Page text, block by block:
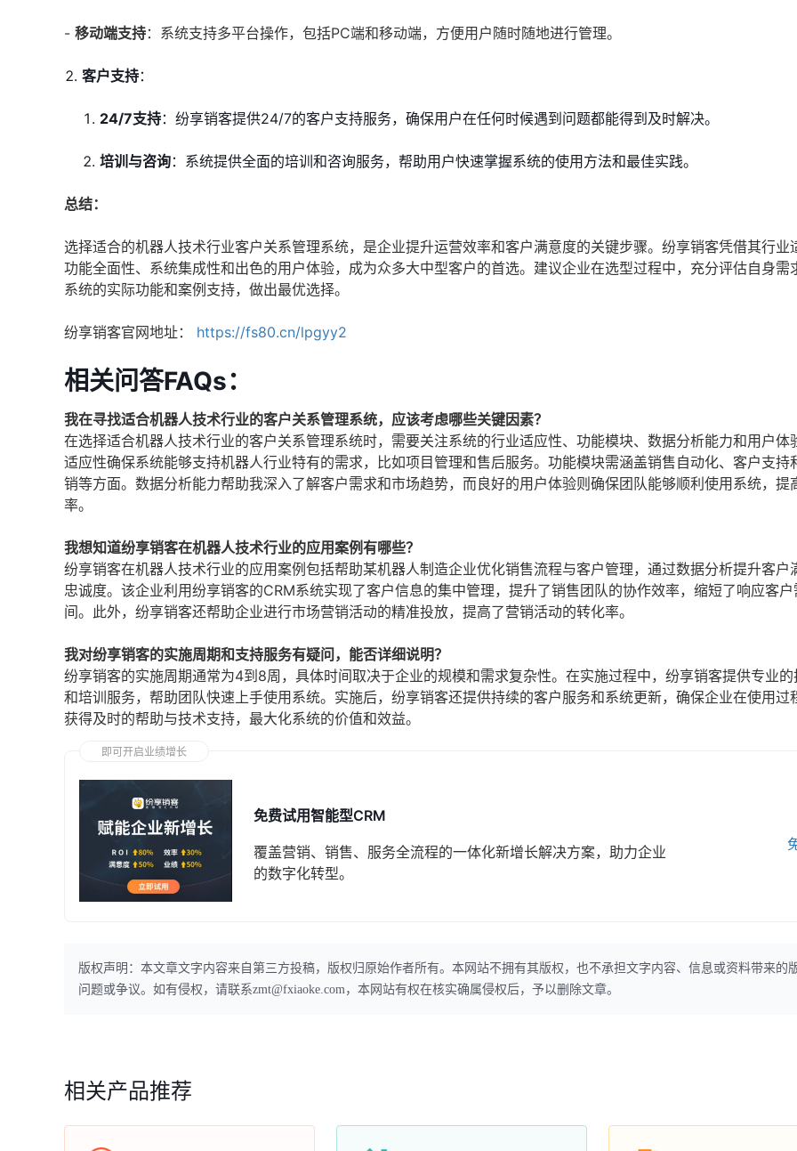
- 移动端支持：系统支持多平台操作，包括PC端和移动端，方便用户随时随地进行管理。
客户支持：
24/7支持：纷享销客提供24/7的客户支持服务，确保用户在任何时候遇到问题都能得到及时解决。
培训与咨询：系统提供全面的培训和咨询服务，帮助用户快速掌握系统的使用方法和最佳实践。
总结：
选择适合的机器人技术行业客户关系管理系统，是企业提升运营效率和客户满意度的关键步骤。纷享销客凭借其行业
功能全面性、系统集成性和出色的用户体验，成为众多大中型客户的首选。建议企业在选型过程中，充分评估自身需
系统的实际功能和案例支持，做出最优选择。
纷享销客官网地址： https://fs80.cn/lpgyy2
相关问答FAQs：
我在寻找适合机器人技术行业的客户关系管理系统，应该考虑哪些关键因素？
在选择适合机器人技术行业的客户关系管理系统时，需要关注系统的行业适应性、功能模块、数据分析能力和用户体
适应性确保系统能够支持机器人行业特有的需求，比如项目管理和售后服务。功能模块需涵盖销售自动化、客户支持
销等方面。数据分析能力帮助我深入了解客户需求和市场趋势，而良好的用户体验则确保团队能够顺利使用系统，提
率。
我想知道纷享销客在机器人技术行业的应用案例有哪些？
纷享销客在机器人技术行业的应用案例包括帮助某机器人制造企业优化销售流程与客户管理，通过数据分析提升客户
忠诚度。该企业利用纷享销客的CRM系统实现了客户信息的集中管理，提升了销售团队的协作效率，缩短了响应客
间。此外，纷享销客还帮助企业进行市场营销活动的精准投放，提高了营销活动的转化率。
我对纷享销客的实施周期和支持服务有疑问，能否详细说明？
纷享销客的实施周期通常为4到8周，具体时间取决于企业的规模和需求复杂性。在实施过程中，纷享销客提供专业
和培训服务，帮助团队快速上手使用系统。实施后，纷享销客还提供持续的客户服务和系统更新，确保企业在使用过
获得及时的帮助与技术支持，最大化系统的价值和效益。
即可开启业绩增长
免费试用智能型CRM
覆盖营销、销售、服务全流程的一体化新增长解决方案，助力企业
的数字化转型。
版权声明：本文章文字内容来自第三方投稿，版权归原始作者所有。本网站不拥有其版权，也不承担文字内容、信息或资料带来的
问题或争议。如有侵权，请联系zmt@fxiaoke.com，本网站有权在核实确属侵权后，予以删除文章。
相关产品推荐